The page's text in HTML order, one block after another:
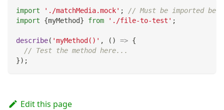
import './matchMedia.mock' ;
// Must be imported
import
{myMethod} from './file-to-test' ;
describe( 'myMethod()' , ( ) => {
// Test the method here...
}) ;
Edit this page